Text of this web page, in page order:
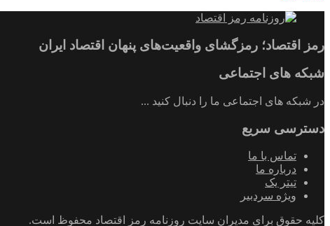
رمز اقتصاد؛ رمزگشای واقعیت‌های پنهان اقتصاد ایران
شبکه های اجتماعی
در شبکه های اجتماعی ما را دنبال کنید ...
دسترسی سریع
تماس با ما
درباره ما
تیتر یک
ویژه سردبیر
کلیه حقوق برای مدیران سایت روزنامه رمز اقتصاد محفوظ است.